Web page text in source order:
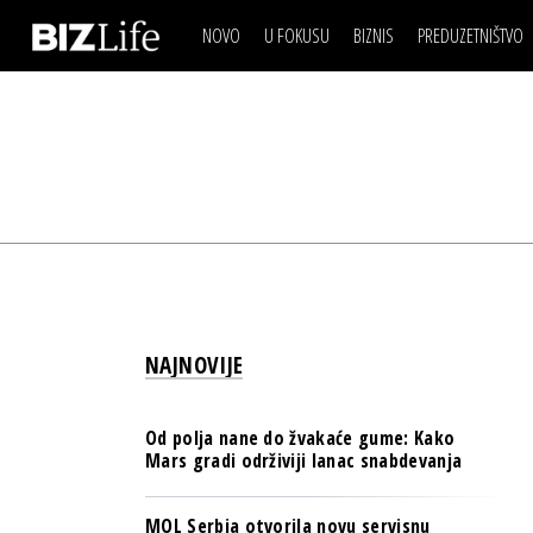
NOVO U FOKUSU BIZNIS
ESG & ENERGY
PULS REGIONA
NOVO NA RAFU
PREDUZETNIŠTVO
IZJAVA DANABIZNIS SCENA
NOVO NA RAFU
NAJNOVIJE
Od polja nane do žvakaće gume: Kako
Mars gradi održiviji lanac snabdevanja
MOL Serbia otvorila novu servisnu